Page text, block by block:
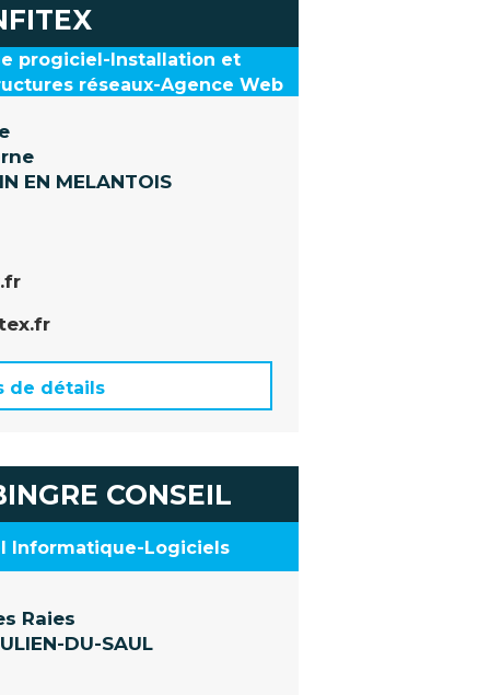
progiciel-Installation et
réseaux-Agence Web
EN MELANTOIS
de détails
CONSEIL
Informatique-Logiciels
Raies
DU-SAUL